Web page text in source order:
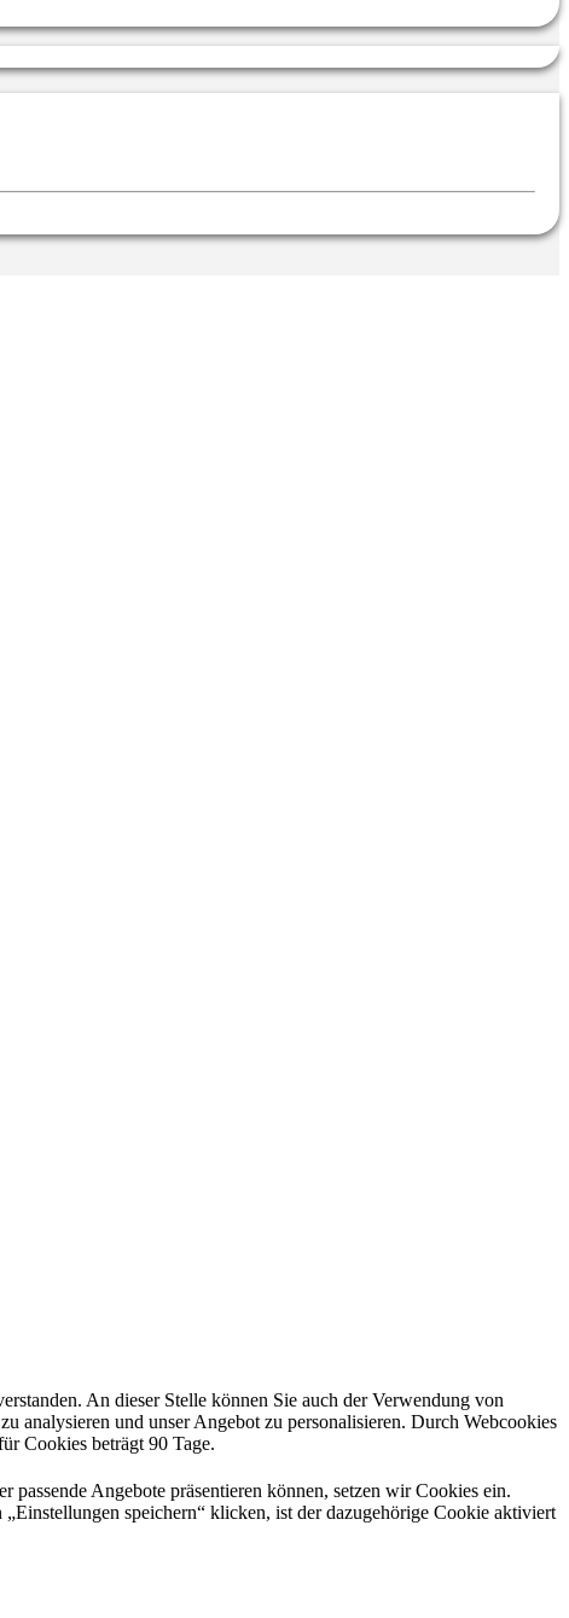
An dieser Stelle können Sie auch der Verwendung von
analysieren und unser Angebot zu personalisieren. Durch Webcookies
Cookies beträgt 90 Tage.
Angebote präsentieren können, setzen wir Cookies ein.
speichern“ klicken, ist der dazugehörige Cookie aktiviert